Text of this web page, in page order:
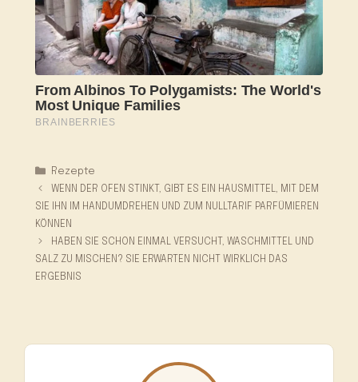
Kategorien
Rezepte
WENN DER OFEN STINKT, GIBT ES EIN HAUSMITTEL, MIT DEM
SIE IHN IM HANDUMDREHEN UND ZUM NULLTARIF PARFÜMIEREN
KÖNNEN
HABEN SIE SCHON EINMAL VERSUCHT, WASCHMITTEL UND
SALZ ZU MISCHEN? SIE ERWARTEN NICHT WIRKLICH DAS
ERGEBNIS